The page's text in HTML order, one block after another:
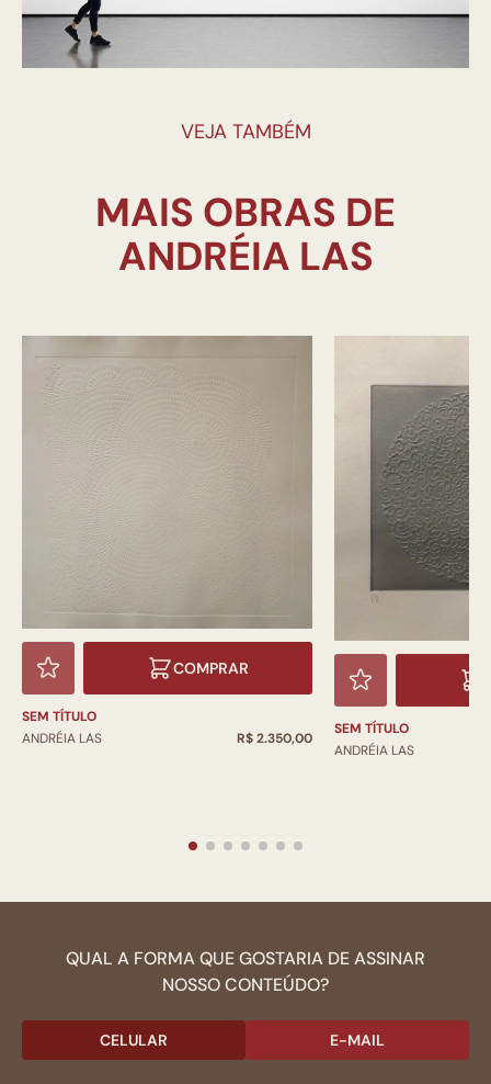
VEJA TAMBÉM
MAIS OBRAS DE
COMPRAR
SEM TÍTULO
ANDRÉIA LAS
R$ 2.350,00
SEM TÍTULO
ANDRÉIA LAS
QUAL A FORMA QUE GOSTARIA DE ASSINAR
NOSSO CONTEÚDO?
CELULAR E-MAIL